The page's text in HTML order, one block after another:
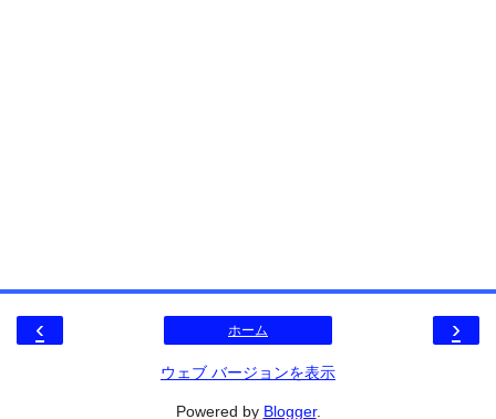
‹ ›
ホーム
ウェブ バージョンを表示
Powered by Blogger.